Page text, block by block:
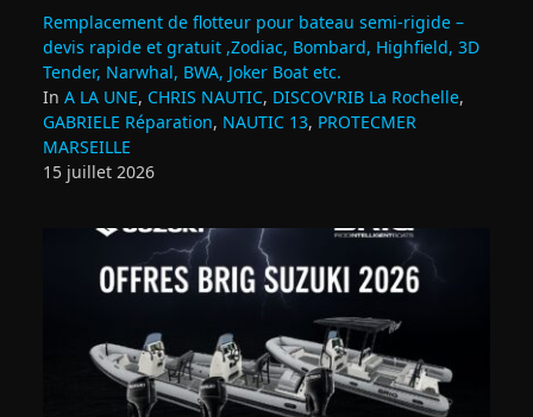
Remplacement de flotteur pour bateau semi‑rigide –
devis rapide et gratuit ,Zodiac, Bombard, Highfield, 3D
Tender, Narwhal, BWA, Joker Boat etc.
In A LA UNE, CHRIS NAUTIC, DISCOV'RIB La Rochelle,
GABRIELE Réparation, NAUTIC 13, PROTECMER
MARSEILLE
15 juillet 2026